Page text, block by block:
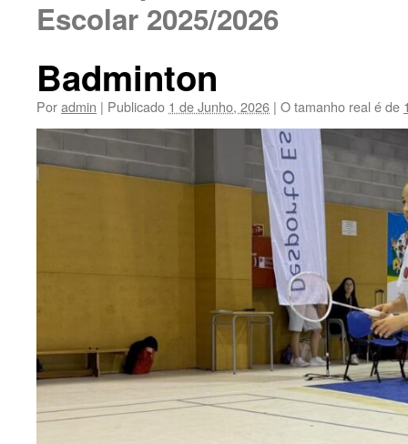
Escolar 2025/2026
Badminton
Poradmin | Publicado 1 de Junho, 2026 | O tamanho real é de